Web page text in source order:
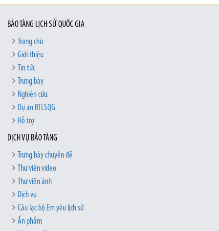
BẢO TÀNG LỊCH SỬ QUỐC GIA
Trang chủ
Giới thiệu
Tin tức
Trưng bày
Nghiên cứu
Dự án BTLSQG
Hỗ trợ
DỊCH VỤ BẢO TÀNG
Trưng bày chuyên đề
Thư viện video
Thư viện ảnh
Dịch vụ
Câu lạc bộ Em yêu lịch sử
Ấn phẩm